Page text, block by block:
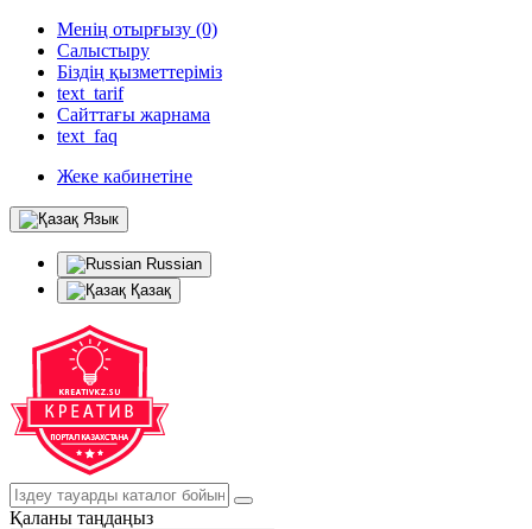
Менің отырғызу (0)
Салыстыру
Біздің қызметтеріміз
text_tarif
Сайттағы жарнама
text_faq
Жеке кабинетіне
Язык
Russian
Қазақ
Қаланы таңдаңыз